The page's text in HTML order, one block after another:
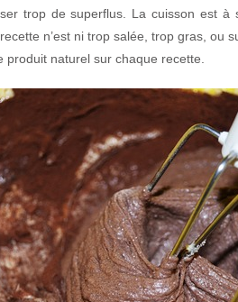
trop de superflus. La cuisson est
n’est ni trop salée, trop gras, ou
produit naturel sur chaque recette.